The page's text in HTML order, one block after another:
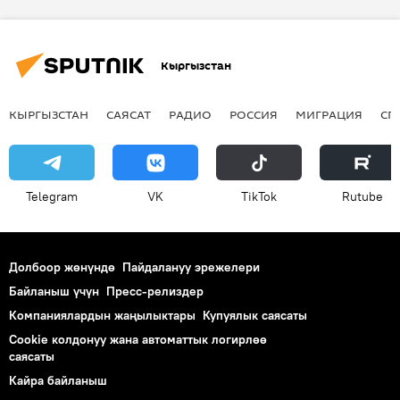
Кыргызстан
КЫРГЫЗСТАН САЯСАТ РАДИО РОССИЯ МИГРАЦИЯ
Telegram VK ТikТоk Rutube
Долбоор жөнүндө Пайдалануу эрежелери
Байланыш үчүн Пресс-релиздер
Компаниялардын жаңылыктары Купуялык саясаты
Cookie колдонуу жана автоматтык логирлөө
саясаты
Кайра байланыш